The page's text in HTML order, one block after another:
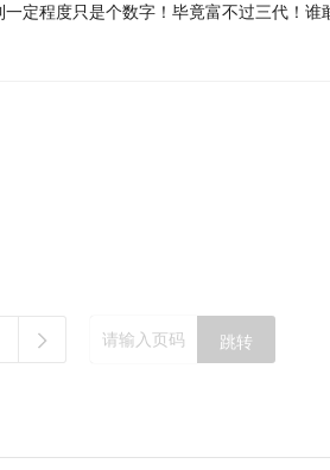
定程度只是个数字！毕竟富不过三代！谁
跳转